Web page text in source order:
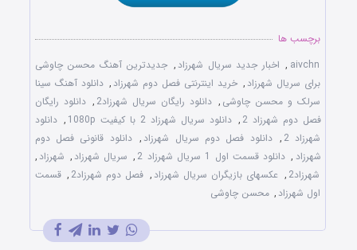
برچسب ها
aivchn
, اخبار جدید سریال شهرزاد , جدیدترین آهنگ محسن چاوشی
برای سریال شهرزاد , خرید اینترنتی فصل دوم شهرزاد , دانلود آهنگ سینا
سرلک و محسن چاوشی , دانلود رایگان سریال شهرزاد2 , دانلود رایگان
فصل دوم شهرزاد 2 , دانلود سریال شهرزاد 2 با کیفیت 1080p , دانلود
شهرزاد 2
, دانلود فصل دوم سریال شهرزاد , دانلود قانونی فصل دوم
شهرزاد , دانلود قسمت اول 1 سریال شهرزاد 2 , سریال شهرزاد , شهرزاد ,
شهرزاد2 , عکسهای بازیگران سریال شهرزاد , فصل دوم شهرزاد2 , قسمت
اول شهرزاد , محسن چاوشی